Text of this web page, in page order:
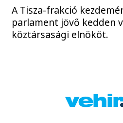
A Tisza-frakció
parlament jövő kedden
köztársasági elnököt.